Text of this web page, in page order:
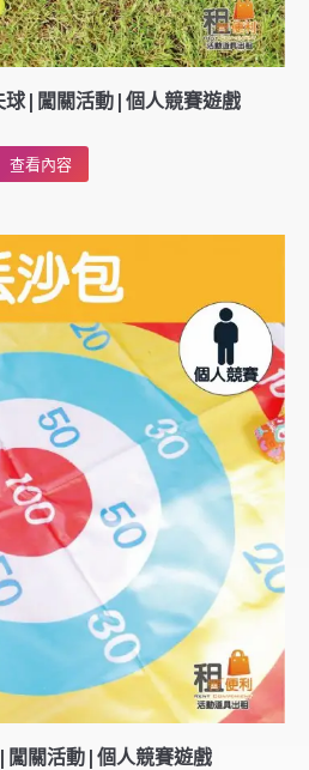
|闖關活動|個人競賽遊戲
查看內容
關活動|個人競賽遊戲